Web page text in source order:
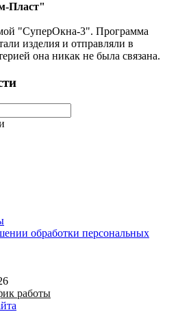
Пласт"
"СуперОкна-3". Программа
изделия и отправляли в
она никак не была связана.
обработки персональных
работы